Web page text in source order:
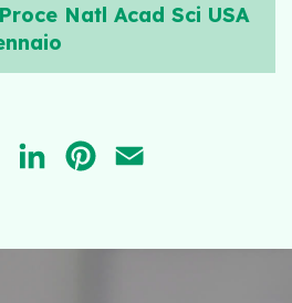
Natl Acad Sci USA
LINKEDINPINTEREST